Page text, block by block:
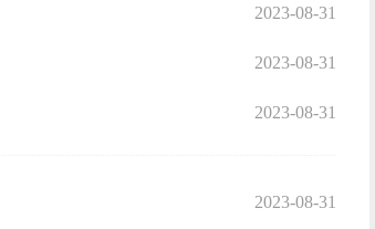
2023-08-31
2023-08-31
2023-08-31
2023-08-31